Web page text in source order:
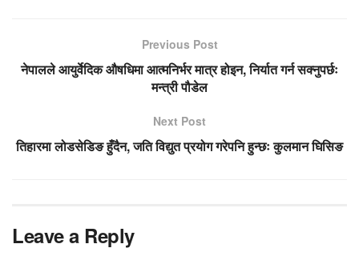
Previous Post
नेपालले आयुर्वेदिक औषधिमा आत्मनिर्भर मात्र होइन, निर्यात गर्न सक्नुपर्छः
मन्त्री पौडेल
Next Post
तिहारमा लोडसेडिङ हुँदैन, जति विद्युत प्रयोग गरेपनि हुन्छः कुलमान घिसिङ
Leave a Reply